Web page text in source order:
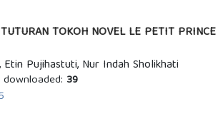
TOKOH NOVEL LE PETIT
Pujihastuti, Nur Indah Sholikhati
downloaded: 39